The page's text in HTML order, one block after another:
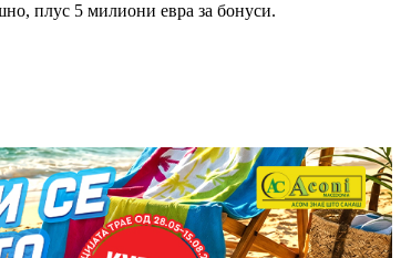
плус 5 милиони евра за бонуси.